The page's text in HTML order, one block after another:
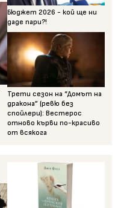
Бюджет 2026 - кой ще ни
даде пари?!
Трети сезон на “Домът на
дракона” (ревю без
спойлери): Вестерос
отново кърви по-красиво
от всякога